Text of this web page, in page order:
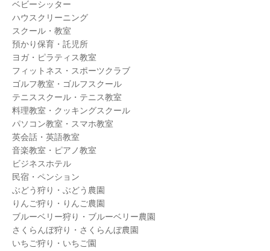
ベビーシッター
ハウスクリーニング
スクール・教室
預かり保育・託児所
ヨガ・ピラティス教室
フィットネス・スポーツクラブ
ゴルフ教室・ゴルフスクール
テニススクール・テニス教室
料理教室・クッキングスクール
パソコン教室・スマホ教室
英会話・英語教室
音楽教室・ピアノ教室
ビジネスホテル
民宿・ペンション
ぶどう狩り・ぶどう農園
りんご狩り・りんご農園
ブルーベリー狩り・ブルーベリー農園
さくらんぼ狩り・さくらんぼ農園
いちご狩り・いちご園